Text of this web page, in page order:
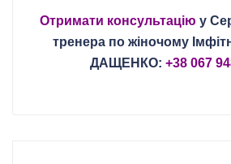
Отримати консультацію у
тренера по жіночому
ДАЩЕНКО: +38 067